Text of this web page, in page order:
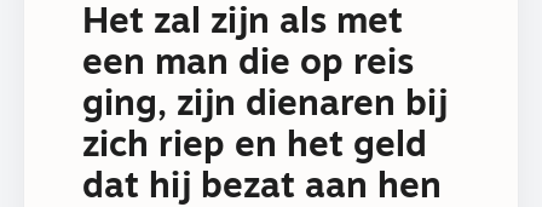
Het zal zijn als met
een man die op reis
ging, zijn dienaren bij
zich riep en het geld
dat hij bezat aan hen